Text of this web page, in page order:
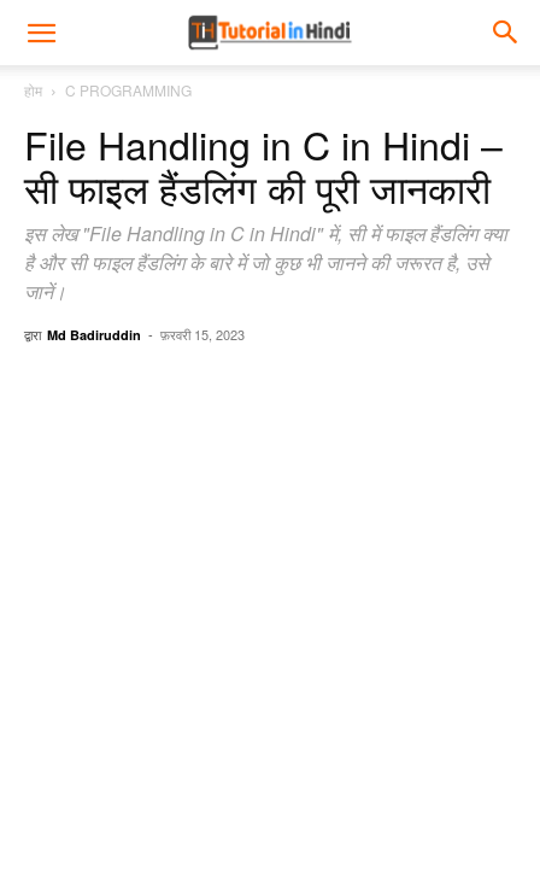
होम C PROGRAMMING
File Handling in C in Hindi –
सी फाइल हैंडलिंग की पूरी जानकारी
इस लेख "File Handling in C in Hindi" में, सी में फाइल हैंडलिंग क्या
है और सी फाइल हैंडलिंग के बारे में जो कुछ भी जानने की जरूरत है, उसे
जानें।
द्वारा Md Badiruddin - फ़रवरी 15, 2023